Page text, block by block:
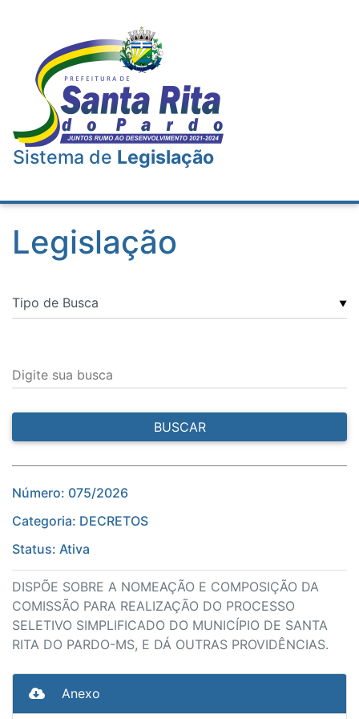
Sistema de Legislação
Legislação
▼
Digite sua busca
BUSCAR
Número: 075/2026
Categoria: DECRETOS
Status: Ativa
DISPÕE SOBRE A NOMEAÇÃO E COMPOSIÇÃO DA
COMISSÃO PARA REALIZAÇÃO DO PROCESSO
SELETIVO SIMPLIFICADO DO MUNICÍPIO DE SANTA
RITA DO PARDO-MS, E DÁ OUTRAS PROVIDÊNCIAS.
Anexo